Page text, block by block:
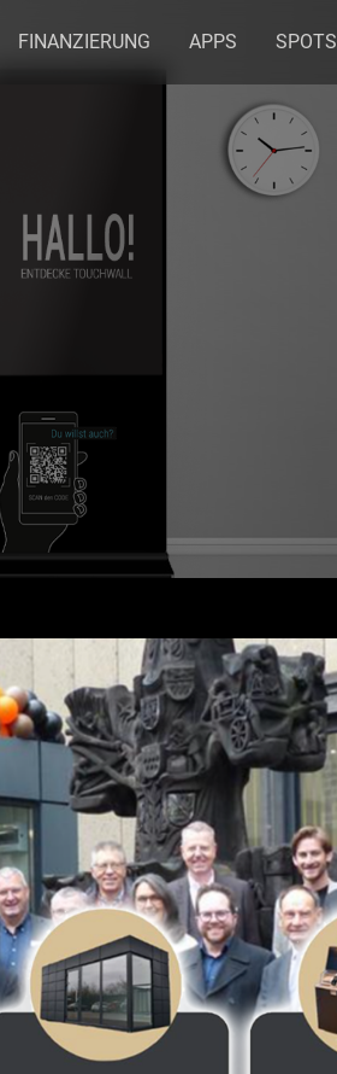
FINANZIERUNG APPS SPOTS